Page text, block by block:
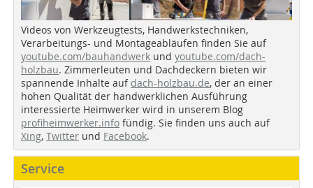
Videos von Werkzeugtests, Handwerkstechniken,
Verarbeitungs- und Montageabläufen finden Sie auf
youtube.com/bauhandwerk und youtube.com/dach-
holzbau. Zimmerleuten und Dachdeckern bieten wir
spannende Inhalte auf dach-holzbau.de, der an einer
hohen Qualität der handwerklichen Ausführung
interessierte Heimwerker wird in unserem Blog
profiheimwerker.info fündig. Sie finden uns auch auf
Xing, Twitter und Facebook.
Service